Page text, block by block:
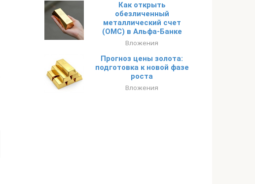
Как открыть
обезличенный
металлический счет
(ОМС) в Альфа-Банке
Вложения
Прогноз цены золота:
подготовка к новой фазе
роста
Вложения